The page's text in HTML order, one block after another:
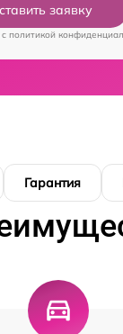
заявку
c политикой
Гарантия